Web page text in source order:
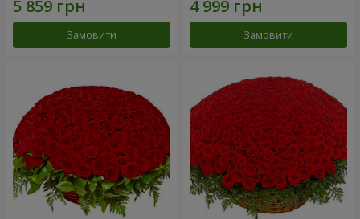
Замовити Замовити